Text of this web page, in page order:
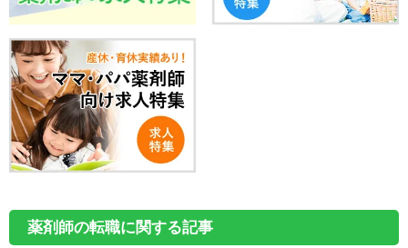
薬剤師の転職に関する記事